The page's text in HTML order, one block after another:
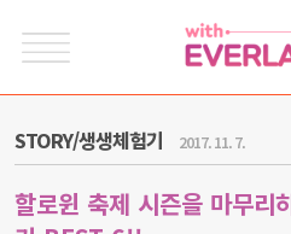
STORY/생생체험기 2017. 11. 7.
할로윈 축제 시즌을 마무리